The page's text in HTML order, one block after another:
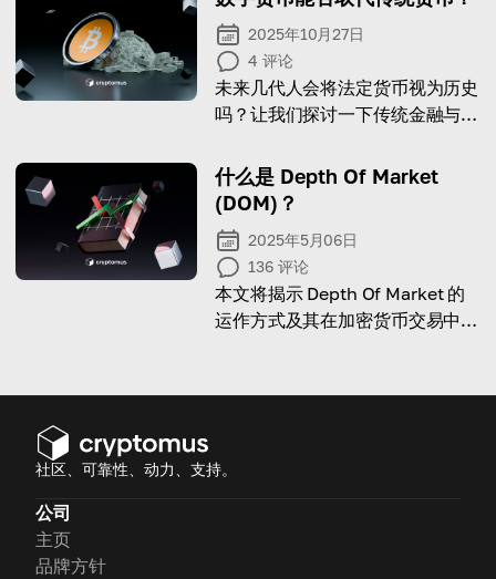
2025年10月27日
4 评论
未来几代人会将法定货币视为历史
吗？让我们探讨一下传统金融与数
什么是 Depth Of Market
(DOM)？
2025年5月06日
136 评论
本文将揭示 Depth Of Market 的
运作方式及其在加密货币交易中的
社区、可靠性、动力、支持。
公司
主页
品牌方针